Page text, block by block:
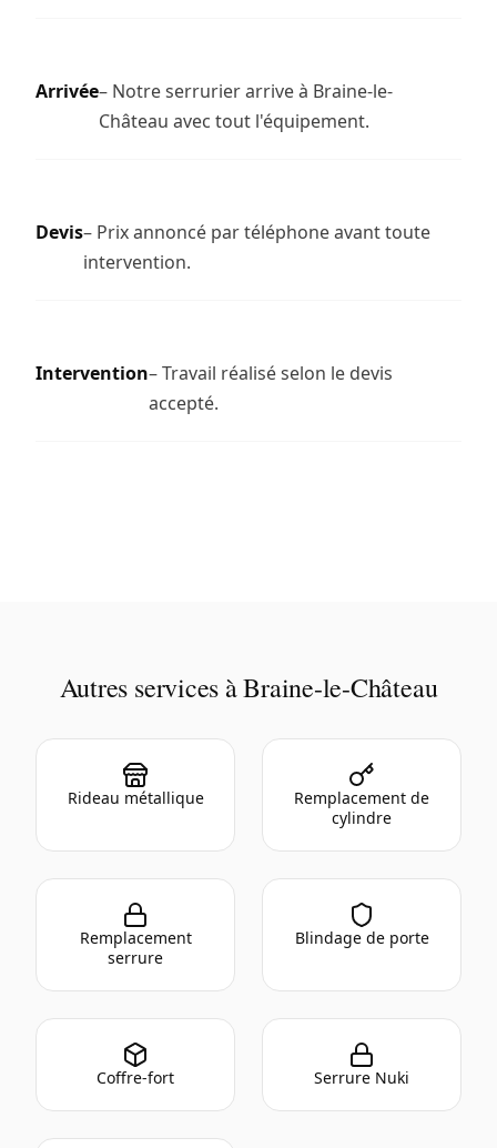
Arrivée– Notre serrurier arrive à Braine-le-
Château avec tout l'équipement.
Devis– Prix annoncé par téléphone avant toute
intervention.
Intervention– Travail réalisé selon le devis
accepté.
Autres services à Braine-le-Château
Rideau métallique
Remplacement de
cylindre
Remplacement
serrure
Blindage de porte
Coffre-fort Serrure Nuki